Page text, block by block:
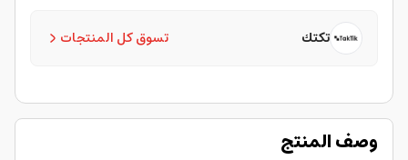
تسوق كل المنتجات تكتك
وصف المنتج